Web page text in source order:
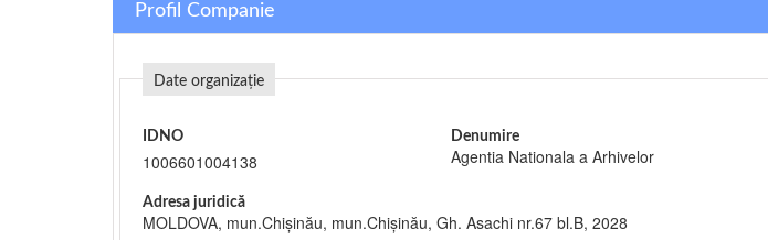
Profil Companie
Date organizație
IDNO
1006601004138
Denumire
Agentia Nationala a Arhivelor
Adresa juridică
MOLDOVA, mun.Chişinău, mun.Chişinău, Gh. Asachi nr.67 bl.B, 2028